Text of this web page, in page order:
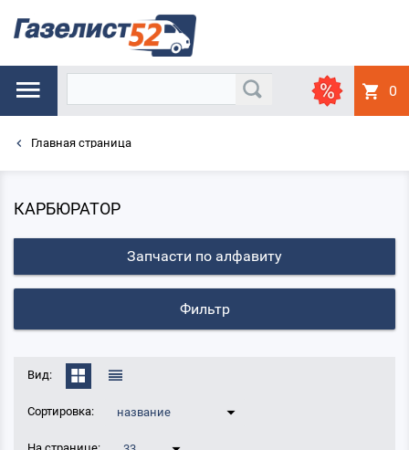
0
Главная страница
КАРБЮРАТОР
Запчасти по алфавиту
Фильтр
Вид:
Сортировка: название